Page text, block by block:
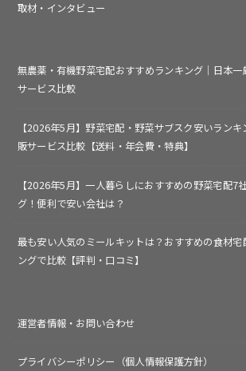
取材・インタビュー
無農薬・有機野菜宅配おすすめランキング｜日本
サービス比較
【2026年5月】野菜宅配・野菜サブスク安いラン
販サービス比較【送料・年会費・特典】
【2026年5月】一人暮らしにおすすめの野菜宅配7
グ！便利で安い会社は？
最も安い人気のミールキットは？おすすめの食材宅
ングで比較【評判・口コミ】
運営者情報・お問い合わせ
プライバシーポリシー（個人情報保護方針）